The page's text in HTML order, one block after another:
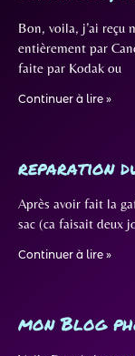
Bon, voila, j’ai reçu
entièrement par
faite par Kodak ou
Continuer à lire »
reparation
Après avoir fait la
sac (ca faisait deux
Continuer à lire »
mon Blog